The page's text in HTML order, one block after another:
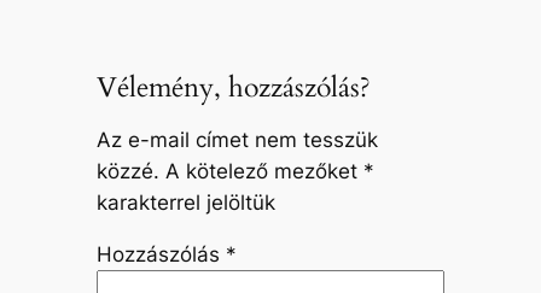
Vélemény, hozzászólás?
Az e-mail címet nem tesszük
közzé. A kötelező mezőket *
karakterrel jelöltük
Hozzászólás *